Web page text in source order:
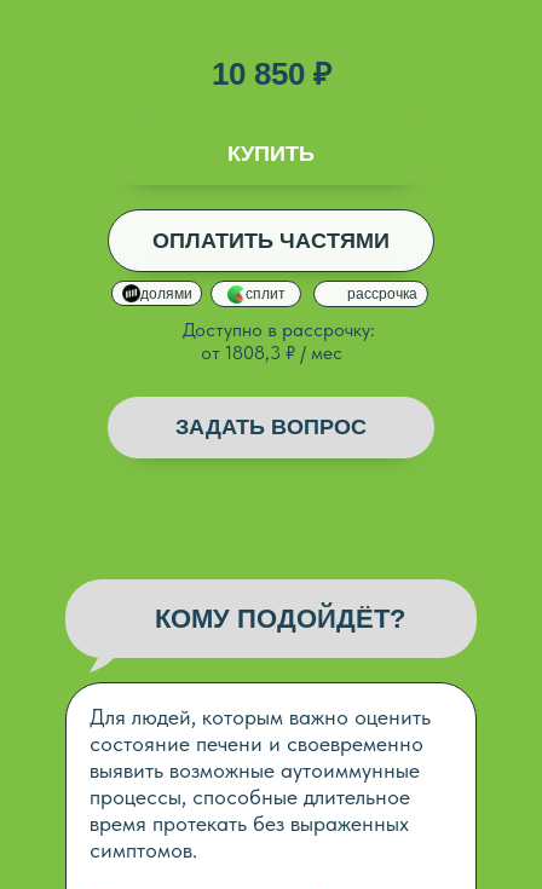
10 850 ₽
Доступно в рассрочку:
от 1808,3 ₽ / мес
КУПИТЬ
ОПЛАТИТЬ ЧАСТЯМИ
ДОБАВЛЕНО
долями сплит рассрочка
ДОБАВЛЕНО
ЗАДАТЬ ВОПРОС
Для людей, которым важно оценить
состояние печени и своевременно
выявить возможные аутоиммунные
процессы, способные длительное
время протекать без выраженных
симптомов.
КОМУ ПОДОЙДЁТ?